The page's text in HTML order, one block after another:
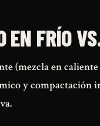
EN FRÍO
(mezcla en
y compactación